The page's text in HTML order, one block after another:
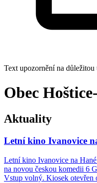
Text upozornění na
Obec
Aktuality
Letní kino Ivanovice
Letní kino Ivanovice na
na novou českou komedii 6
Vstup volný. Kiosek otevřen